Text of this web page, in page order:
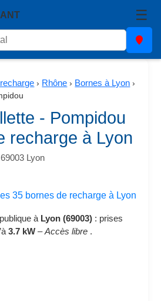
☰
› Rhône › Bornes à Lyon ›
- Pompidou
recharge à Lyon
Lyon
35 bornes de recharge à Lyon
à Lyon (69003) : prises
3.7 kW –Accès libre .